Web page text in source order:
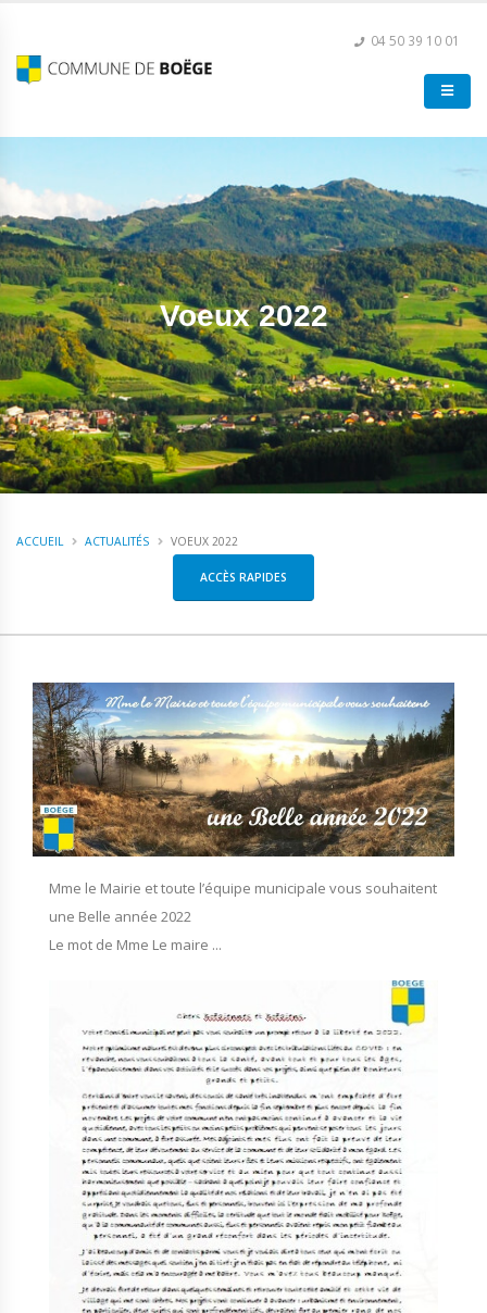
04 50 39 10 01
Voeux 2022
ACCUEIL ACTUALITÉS VOEUX 2022
ACCÈS RAPIDES
Mme le Mairie et toute l’équipe municipale vous souhaitent
une Belle année 2022
Le mot de Mme Le maire ...